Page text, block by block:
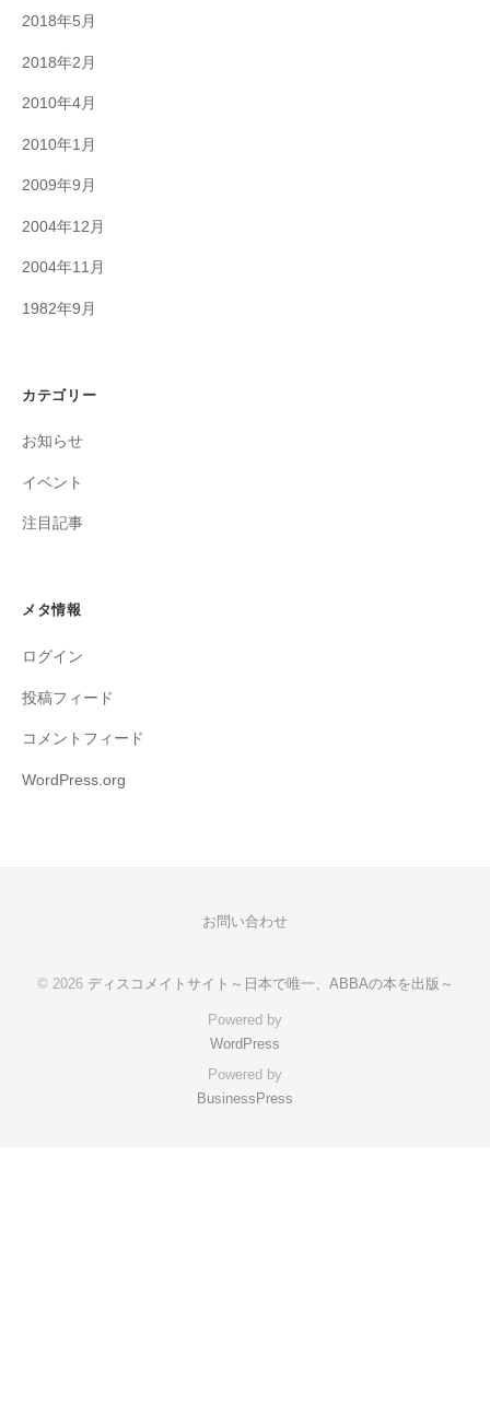
2018年5月
2018年2月
2010年4月
2010年1月
2009年9月
2004年12月
2004年11月
1982年9月
カテゴリー
お知らせ
イベント
注目記事
メタ情報
ログイン
投稿フィード
コメントフィード
WordPress.org
お問い合わせ
© 2026 ディスコメイトサイト～日本で唯一、ABBAの本を出版～
Powered by
WordPress
Powered by
BusinessPress